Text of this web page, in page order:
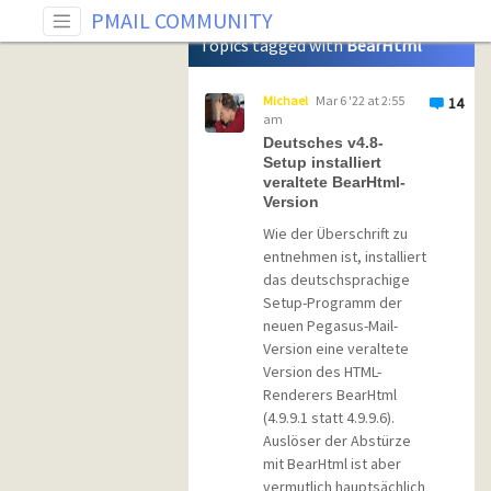
PMAIL COMMUNITY
Tag: BearHtml
Topics tagged withBearHtml
14
Michael Mar 6 '22 at 2:55
am
Deutsches v4.8-
Setup installiert
veraltete BearHtml-
Version
Wie der Überschrift zu
entnehmen ist, installiert
das deutschsprachige
Setup-Programm der
neuen Pegasus-Mail-
Version eine veraltete
Version des HTML-
Renderers BearHtml
(4.9.9.1 statt 4.9.9.6).
Auslöser der Abstürze
mit BearHtml ist aber
vermutlich hauptsächlich